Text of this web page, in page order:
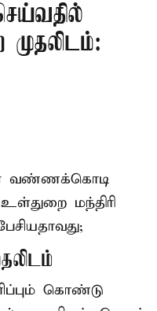
முதலிடம்:
வண்ணக்கொடி
மந்திரி
கொண்டு